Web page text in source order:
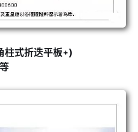
柱式折迭平板 )